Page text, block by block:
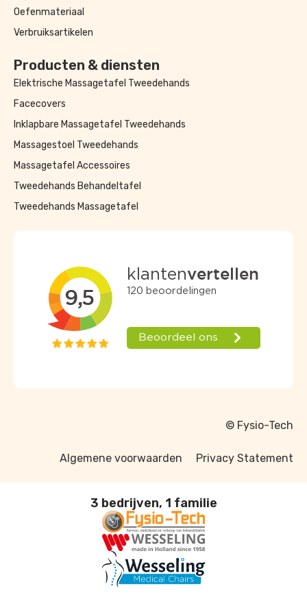
Oefenmateriaal
Verbruiksartikelen
Producten & diensten
Elektrische Massagetafel Tweedehands
Facecovers
Inklapbare Massagetafel Tweedehands
Massagestoel Tweedehands
Massagetafel Accessoires
Tweedehands Behandeltafel
Tweedehands Massagetafel
© Fysio-Tech
Algemene voorwaarden Privacy Statement
3 bedrijven, 1 familie